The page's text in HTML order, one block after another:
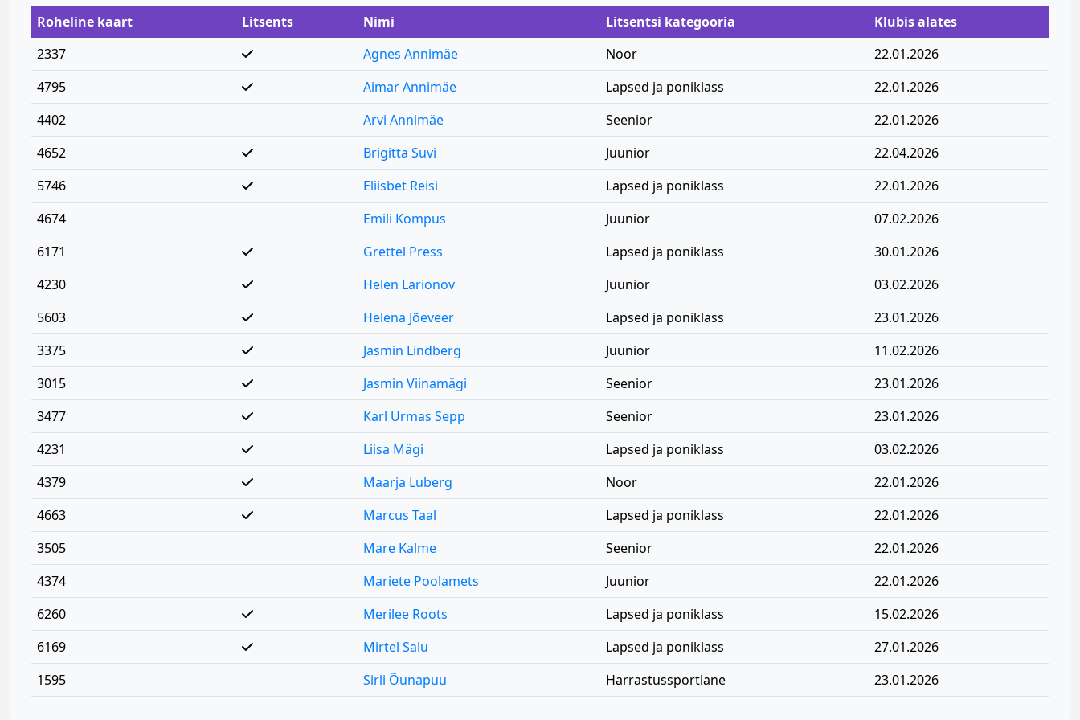
Roheline kaart Litsents Nimi Litsentsi kategooria
Klubis alates
2337
Agnes Annimäe Noor
22.01.2026
4795
Aimar Annimäe Lapsed ja poniklass
22.01.2026
4402
Arvi Annimäe Seenior
22.01.2026
4652
Brigitta Suvi Juunior
22.04.2026
5746
Eliisbet Reisi Lapsed ja poniklass
22.01.2026
4674
Emili Kompus Juunior
07.02.2026
6171
Grettel Press Lapsed ja poniklass
30.01.2026
4230
Helen Larionov Juunior
03.02.2026
5603
Helena Jõeveer Lapsed ja poniklass
23.01.2026
3375
Jasmin Lindberg Juunior
11.02.2026
3015
Jasmin Viinamägi Seenior
23.01.2026
3477
Karl Urmas Sepp Seenior
23.01.2026
4231
Liisa Mägi Lapsed ja poniklass
03.02.2026
4379
Maarja Luberg Noor
22.01.2026
4663
Marcus Taal Lapsed ja poniklass
22.01.2026
3505
Mare Kalme Seenior
22.01.2026
4374
Mariete Poolamets Juunior
22.01.2026
6260
Merilee Roots Lapsed ja poniklass
15.02.2026
6169
Mirtel Salu Lapsed ja poniklass
27.01.2026
1595
Sirli Õunapuu Harrastussportlane 23.01.2026